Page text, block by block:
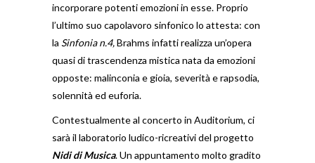
incorporare potenti emozioni in esse. Proprio
l’ultimo suo capolavoro sinfonico lo attesta: con
la Sinfonia n.4,Brahms infatti realizza un’opera
quasi di trascendenza mistica nata da emozioni
opposte: malinconia e gioia, severità e rapsodia,
solennità ed euforia.
Contestualmente al concerto in Auditorium, ci
sarà il laboratorio ludico-ricreativi del progetto
Nidi di Musica. Un appuntamento molto gradito